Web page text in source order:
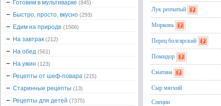
Лук репчатый
Морковь
Перец болгарский
Помидор
Сматана
Сыр мягкий
Специи
Готовим в мультиварке (845)
Быстро, просто, вкусно (293)
Едим на природе (1566)
На завтрак (212)
На обед (561)
На ужин (123)
Рецепты от шеф-повара (215)
Старинные рецепты (13)
Рецепты для детей (7375)